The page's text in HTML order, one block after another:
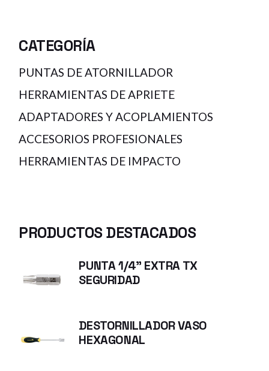
CATEGORÍA
PUNTAS DE ATORNILLADOR
HERRAMIENTAS DE APRIETE
ADAPTADORES Y ACOPLAMIENTOS
ACCESORIOS PROFESIONALES
HERRAMIENTAS DE IMPACTO
PRODUCTOS DESTACADOS
PUNTA 1/4" EXTRA TX
SEGURIDAD
DESTORNILLADOR VASO
HEXAGONAL